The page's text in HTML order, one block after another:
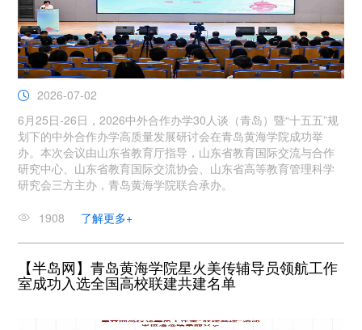
2026-07-02
6月25日-26日，2026中外合作办学30人谈（青岛）暨“十五五”规
划下的中外合作办学高质量发展研讨会在青岛黄海学院成功举
办。本次会议由山东省教育厅指导，山东省教育国际交流与合作
研究中心、山东省教育国际交流协会、山东省高等教育管理科学
研究会三方主办，青岛黄海学院联合承办。
1908 了解更多+
【半岛网】青岛黄海学院星火美传辅导员领航工作
室成功入选全国高校联建共建名单